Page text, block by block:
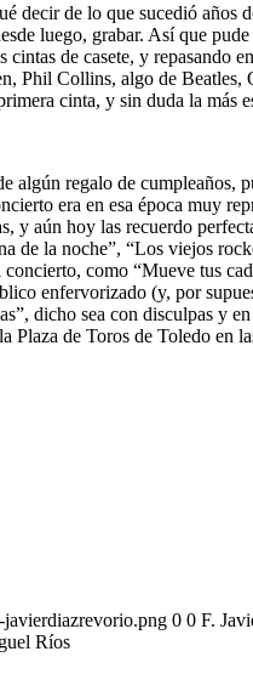
decir de lo que sucedió
luego, grabar. Así que
de casete, y repasando
Phil Collins, algo de
cinta, y sin duda la
regalo de cumpleaños,
era en esa época muy
aún hoy las recuerdo
de la noche”, “Los viejos
como “Mueve tus
enfervorizado (y, por
dicho sea con disculpas
Plaza de Toros de Toledo
0 0 F.
Ríos